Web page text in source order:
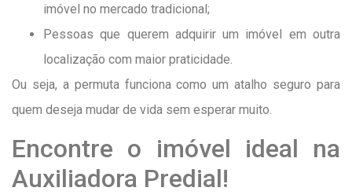
imóvel no mercado tradicional;
Pessoas que querem adquirir um imóvel em outra
localização com maior praticidade.
Ou seja, a permuta funciona como um atalho seguro para
quem deseja mudar de vida sem esperar muito.
Encontre o imóvel ideal na
Auxiliadora Predial!